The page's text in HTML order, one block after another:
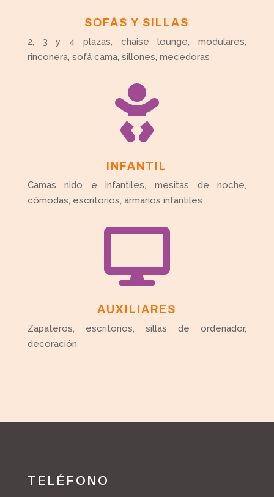
SOFÁS Y SILLAS
2, 3 y 4 plazas, chaise lounge, modulares,
rinconera, sofá cama, sillones, mecedoras

INFANTIL
Camas nido e infantiles, mesitas de noche,
cómodas, escritorios, armarios infantiles

AUXILIARES
Zapateros, escritorios, sillas de ordenador,
decoración
TELÉFONO